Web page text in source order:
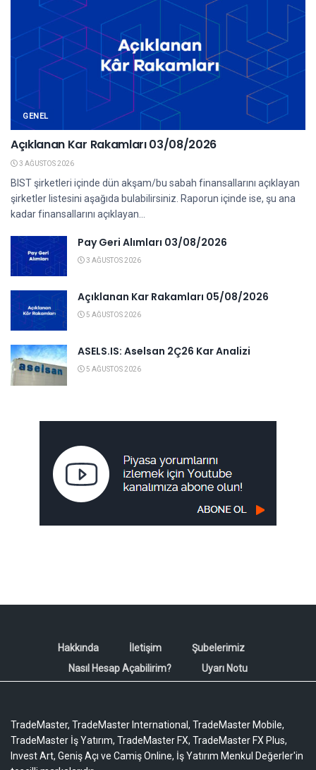
GENEL
Açıklanan Kar Rakamları 03/08/2026
3 AĞUSTOS 2026
BIST şirketleri içinde dün akşam/bu sabah finansallarını açıklayan
şirketler listesini aşağıda bulabilirsiniz. Raporun içinde ise, şu ana
kadar finansallarını açıklayan...
Pay Geri Alımları 03/08/2026
3 AĞUSTOS 2026
Açıklanan Kar Rakamları 05/08/2026
5 AĞUSTOS 2026
ASELS.IS: Aselsan 2Ç26 Kar Analizi
5 AĞUSTOS 2026
Hakkında İletişim
Şubelerimiz
Nasıl Hesap Açabilirim?
Uyarı Notu
TradeMaster, TradeMaster International, TradeMaster Mobile,
TradeMaster İş Yatırım, TradeMaster FX, TradeMaster FX Plus,
Invest Art, Geniş Açı ve Camiş Online, İş Yatırım Menkul Değerler'in